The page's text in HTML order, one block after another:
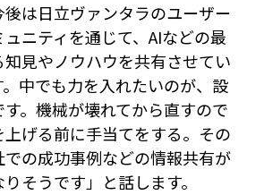
は日立ヴァンタラのユーザー
ニティを通じて、AIなどの最
見やノウハウを共有させてい
中でも力を入れたいのが、設
。機械が壊れてから直すので
げる前に手当てをする。その
の成功事例などの情報共有が
そうです」と話します。